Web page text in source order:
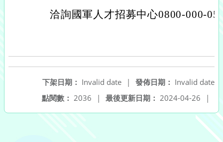
洽詢國軍人才招募中心0800-000-
發佈日期： Invalid date
下架日期： Invalid date
|
最後更新日期： 2024-04-26 |
點閱數： 2036 |